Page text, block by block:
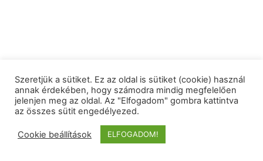
Szeretjük a sütiket. Ez az oldal is sütiket (cookie) használ
annak érdekében, hogy számodra mindig megfelelően
jelenjen meg az oldal. Az "Elfogadom" gombra kattintva
az összes sütit engedélyezed.
Cookie beállítások ELFOGADOM!